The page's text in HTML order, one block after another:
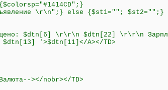
\r\n";} else {$st1=""; $st2="";}
$dtn[6] \r\r\n $dtn[22] \r\r\n
'>$dtn[11]</A></TD>
></nobr></TD>